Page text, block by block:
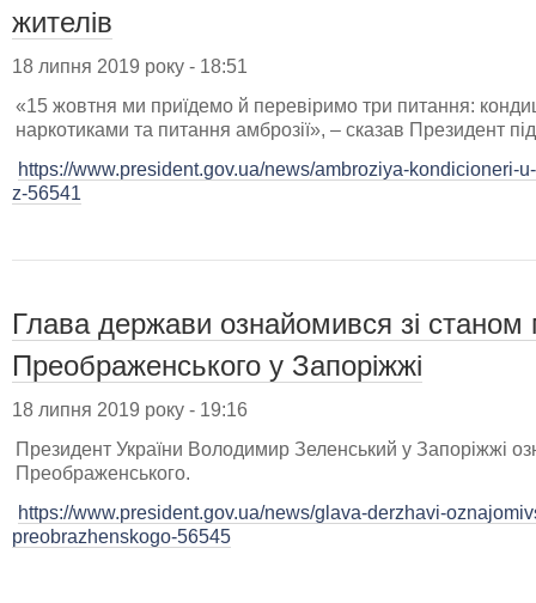
жителів
18 липня 2019 року - 18:51
«15 жовтня ми приїдемо й перевіримо три питання:
наркотиками та питання амброзії», – сказав Президент
https://www.president.gov.ua/news/ambroziya-kondicioneri-
z-56541
Глава держави ознайомився зі станом
Преображенського у Запоріжжі
18 липня 2019 року - 19:16
Президент України Володимир Зеленський у Запоріжжі
Преображенського.
https://www.president.gov.ua/news/glava-derzhavi-
preobrazhenskogo-56545